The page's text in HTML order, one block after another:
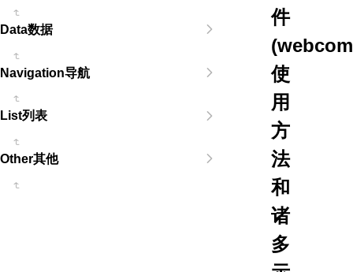
Data数据
Navigation导航
List列表
Other其他
件
使
用
方
法
和
诸
多